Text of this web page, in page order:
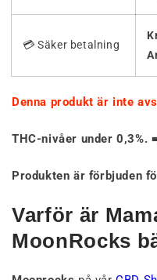
💳 Säker betalning
Denna produkt är inte
THC-nivåer under
Produkten är förbjuden
Varför är
MoonRocks